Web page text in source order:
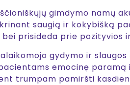
gimdymo namų
saugią ir kokybišką
prisideda prie pozityvios
gydymo ir slaugos
emocinę
trumpam pamiršti